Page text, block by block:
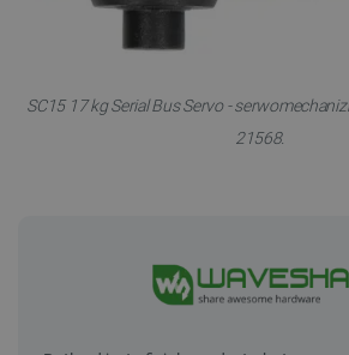
SC15 17 kg Serial Bus Servo -
21568.